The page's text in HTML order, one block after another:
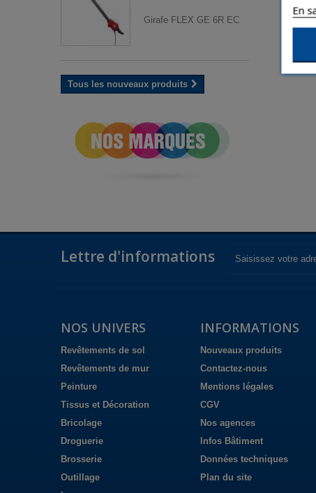
Girafe FLEX GE 6R EC
Tous les nouveaux produits
Lettre d'informations
NOS UNIVERS
Revêtements de sol
Revêtements de mur
Peinture
Tissus et Décoration
Bricolage
Droguerie
Brosserie
Outillage
INFORMATIONS
Nouveaux produits
Contactez-nous
Mentions légales
CGV
Nos agences
Infos Bâtiment
Données techniques
Plan du site
En